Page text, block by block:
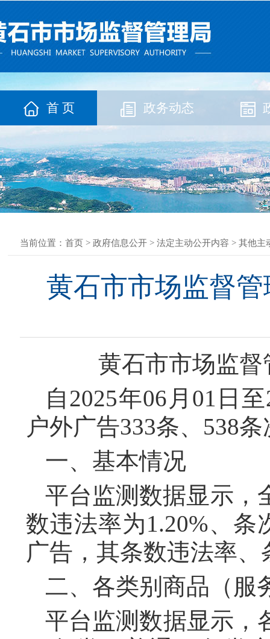
首 页 政务动态
当前位置： 首页 > 政府信息公开 > 法定主动公开内容 > 其他主
黄石市市场监督
黄石市市场监督
自2025年06月01日
户外广告333条、538
一、基本情况
平台监测数据显示，
数违法率为1.20%、条
广告，其条数违法率、
二、各类别商品（服
平台监测数据显示，